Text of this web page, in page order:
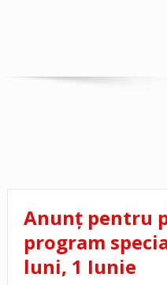
Anunț pentru
program
luni, 1 Iunie